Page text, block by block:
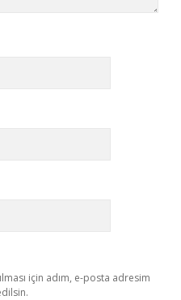
için adım, e-posta adresim